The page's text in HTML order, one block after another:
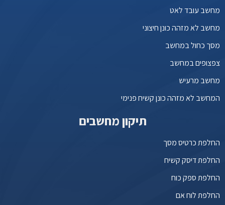
מחשב עובד לאט
מחשב לא מזהה כונן חיצוני
מסך כחול במחשב
צפצופים במחשב
מחשב מרעיש
המחשב לא מזהה כונן קשיח פנימי
תיקון מחשבים
החלפת כרטיס מסך
החלפת דיסק קשיח
החלפת ספק כוח
החלפת לוח אם